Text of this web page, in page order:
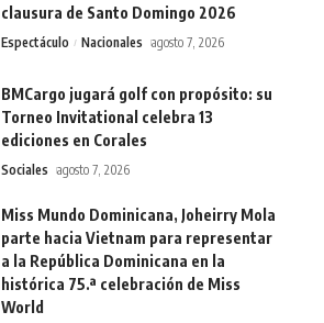
clausura de Santo Domingo 2026
Espectáculo Nacionales agosto 7, 2026
BMCargo jugará golf con propósito: su
Torneo Invitational celebra 13
ediciones en Corales
Sociales agosto 7, 2026
Miss Mundo Dominicana, Joheirry Mola
parte hacia Vietnam para representar
a la República Dominicana en la
histórica 75.ª celebración de Miss
World